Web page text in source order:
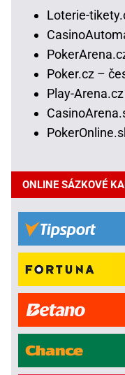
Loterie-
Poker.cz –
Play-
ONLINE SÁZKOVÉ